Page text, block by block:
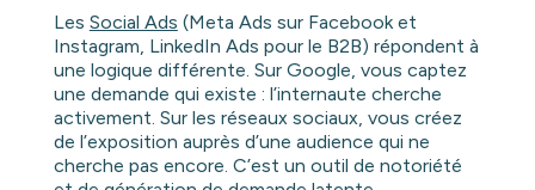
Les Social Ads (Meta Ads sur Facebook et
Instagram, LinkedIn Ads pour le B2B) répondent à
une logique différente. Sur Google, vous captez
une demande qui existe : l’internaute cherche
activement. Sur les réseaux sociaux, vous créez
de l’exposition auprès d’une audience qui ne
cherche pas encore. C’est un outil de notoriété